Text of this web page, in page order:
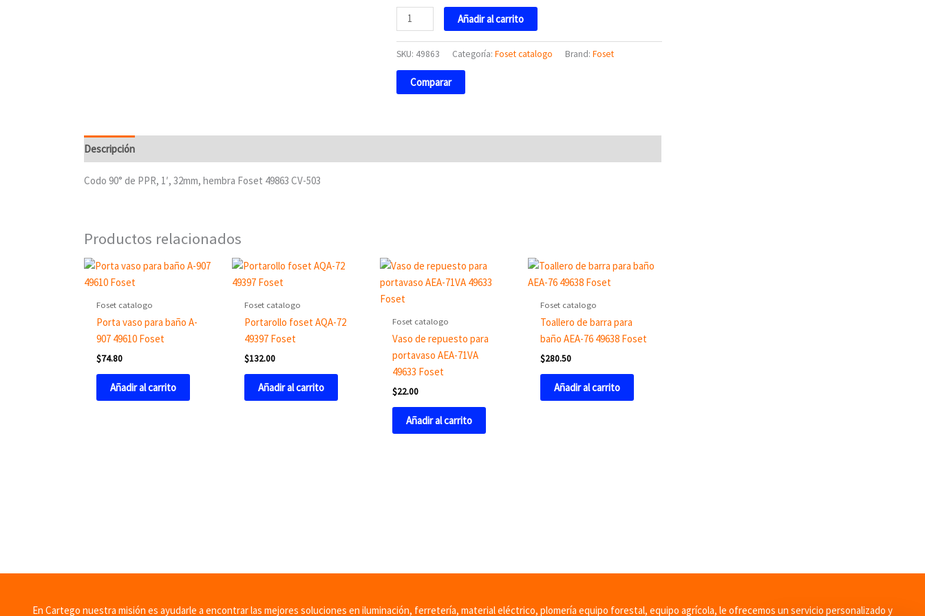
49863
Foset
Añadir al carrito
SKU: 49863 Categoría: Foset catalogo Brand: Foset
Comparar
Descripción
Codo 90° de PPR, 1′, 32mm, hembra Foset 49863 CV-503
Productos relacionados
Foset catalogo
Porta vaso para baño A-
907 49610 Foset
$74.80
Añadir al carrito
Foset catalogo
Portarollo foset AQA-72
49397 Foset
$132.00
Añadir al carrito
Foset catalogo
Vaso de repuesto para
portavaso AEA-71VA
49633 Foset
$22.00
Añadir al carrito
Foset catalogo
Toallero de barra para
baño AEA-76 49638 Foset
$280.50
Añadir al carrito
En Cartego nuestra misión es ayudarle a encontrar las mejores soluciones en iluminación, ferretería, material eléctrico, plomería equipo forestal, equipo agrícola, le ofrecemos un servicio personalizado y